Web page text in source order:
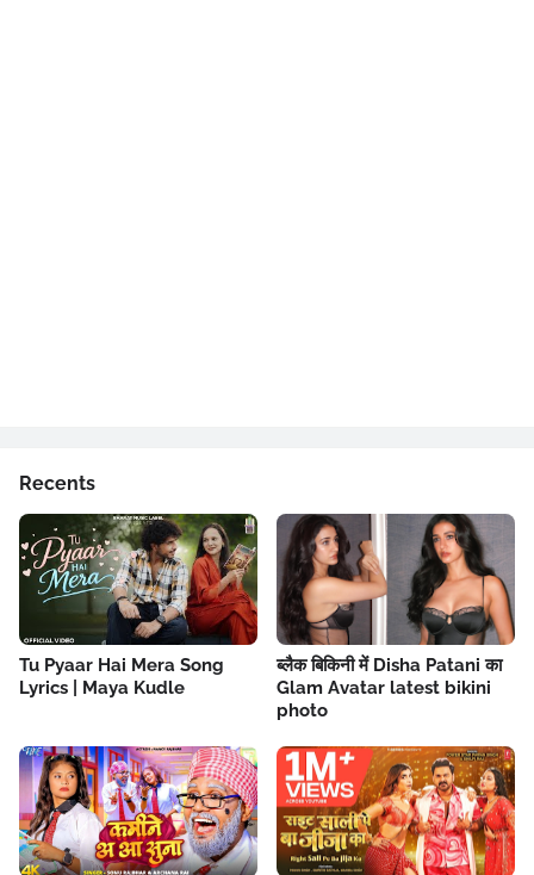
Recents
Tu Pyaar Hai Mera Song
Lyrics | Maya Kudle
ब्लैक बिकिनी में Disha Patani का
Glam Avatar latest bikini
photo